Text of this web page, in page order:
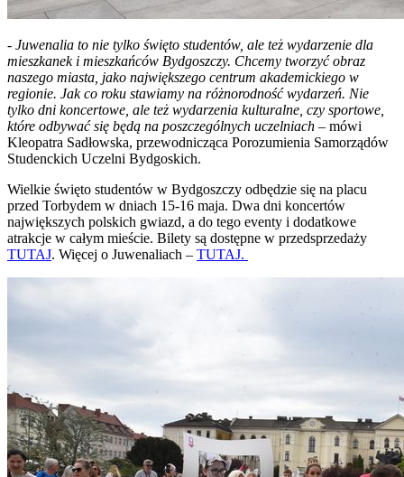
- Juwenalia to nie tylko święto studentów, ale też wydarzenie dla
mieszkanek i mieszkańców Bydgoszczy. Chcemy tworzyć obraz
naszego miasta, jako największego centrum akademickiego w
regionie. Jak co roku stawiamy na różnorodność wydarzeń. Nie
tylko dni koncertowe, ale też wydarzenia kulturalne, czy sportowe,
które odbywać się będą na poszczególnych uczelniach – mówi
Kleopatra Sadłowska, przewodnicząca Porozumienia Samorządów
Studenckich Uczelni Bydgoskich.
Wielkie święto studentów w Bydgoszczy odbędzie się na placu
przed Torbydem w dniach 15-16 maja. Dwa dni koncertów
największych polskich gwiazd, a do tego eventy i dodatkowe
atrakcje w całym mieście. Bilety są dostępne w przedsprzedaży
TUTAJ. Więcej o Juwenaliach – TUTAJ.